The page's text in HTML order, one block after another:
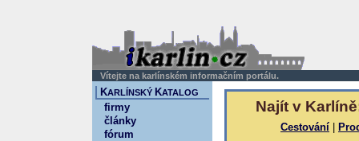
Vítejte na karlínském informačním portálu.
Najít v
Cestování
KARLÍNSKÝ KATALOG
firmy
články
fórum